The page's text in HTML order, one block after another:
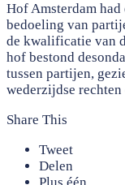
Hof Amsterdam
bedoeling van
de kwalificatie van
hof bestond
tussen partijen,
wederzijdse
Share This
Tweet
Delen